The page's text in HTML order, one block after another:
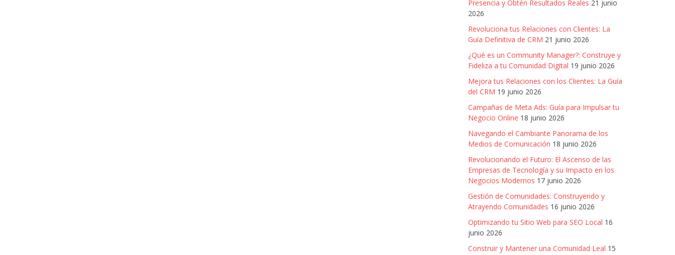
Presencia y Obtén Resultados Reales 21 junio
2026
Revoluciona tus Relaciones con Clientes: La
Guía Definitiva de CRM 21 junio 2026
¿Qué es un Community Manager?: Construye y
Fideliza a tu Comunidad Digital 19 junio 2026
Mejora tus Relaciones con los Clientes: La Guía
del CRM 19 junio 2026
Campañas de Meta Ads: Guía para Impulsar tu
Negocio Online 18 junio 2026
Navegando el Cambiante Panorama de los
Medios de Comunicación 18 junio 2026
Revolucionando el Futuro: El Ascenso de las
Empresas de Tecnología y su Impacto en los
Negocios Modernos 17 junio 2026
Gestión de Comunidades: Construyendo y
Atrayendo Comunidades 16 junio 2026
Optimizando tu Sitio Web para SEO Local 16
junio 2026
Construir y Mantener una Comunidad Leal 15